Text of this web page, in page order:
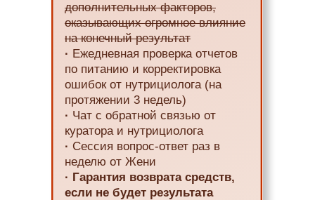
дополнительных факторов,
оказывающих огромное влияние
на конечный результат
· Ежедневная проверка отчетов
по питанию и корректировка
ошибок от нутрициолога (на
протяжении 3 недель)
· Чат с обратной связью от
куратора и нутрициолога
· Сессия вопрос-ответ раз в
неделю от Жени
· Гарантия возврата средств,
если не будет результата